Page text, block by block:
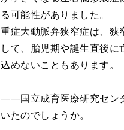
る可能性がありました。
重症大動脈弁狭窄症は、狭
して、胎児期や誕生直後
込めないこともあります。
――国立成育医療研究セン
いたのでしょうか。